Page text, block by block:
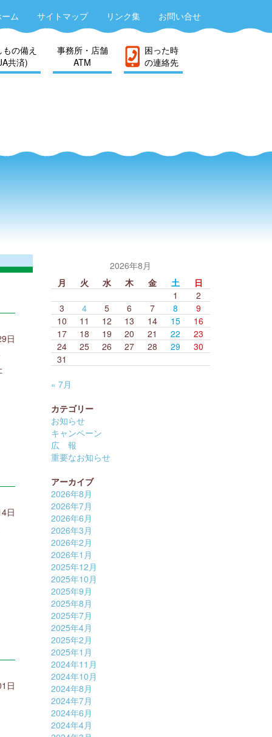
ム サイトマップ リンク集 お問い合せ
もの備え
共済)
事務所・店舗
ATM
困った時
の連絡先
日
日
日
2026年8月
月
火 水 木 金 土
日
1
2
3
4 5 6 7 8
9
10
11 12 13 14 15
16
17
18 19 20 21 22
23
24
25 26 27 28 29
30
31
« 7月
カテゴリー
お知らせ
キャンペーン
広 報
重要なお知らせ
アーカイブ
2026年8月
2026年7月
2026年6月
2026年3月
2026年2月
2026年1月
2025年12月
2025年10月
2025年9月
2025年8月
2025年7月
2025年4月
2025年2月
2025年1月
2024年11月
2024年10月
2024年8月
2024年7月
2024年6月
2024年4月